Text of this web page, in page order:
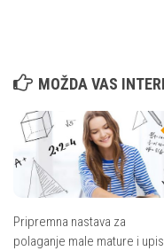
MOŽDA VAS
Pripremna nastava za
polaganje male mature i